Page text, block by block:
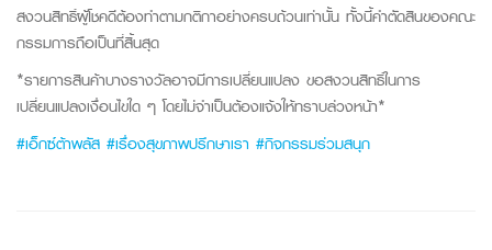
สงวนสิทธิ์ผู้โชคดีต้องทำตามกติกาอย่างครบถ้วนเท่านั้น ทั้งนี้คำตัดสินของคณะ
กรรมการถือเป็นที่สิ้นสุด
*รายการสินค้าบางรางวัลอาจมีการเปลี่ยนแปลง ขอสงวนสิทธิ์ในการ
เปลี่ยนแปลงเงื่อนไขใด ๆ โดยไม่จำเป็นต้องแจ้งให้ทราบล่วงหน้า*
#เอ็กซ์ต้าพลัส #เรื่องสุขภาพปรึกษาเรา #กิจกรรมร่วมสนุก